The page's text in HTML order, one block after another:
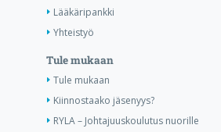
Lääkäripankki
Yhteistyö
Tule mukaan
Tule mukaan
Kiinnostaako jäsenyys?
RYLA – Johtajuuskoulutus nuorille